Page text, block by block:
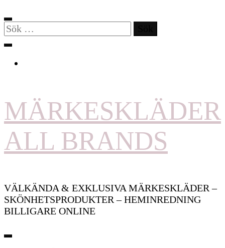
Sök
efter:
MÄRKESKLÄDER
ALL BRANDS
VÄLKÄNDA & EXKLUSIVA MÄRKESKLÄDER –
SKÖNHETSPRODUKTER – HEMINREDNING
BILLIGARE ONLINE